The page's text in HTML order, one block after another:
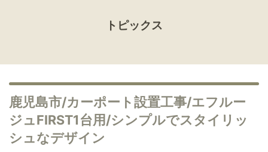
トピックス
鹿児島市/カーポート設置工事/エフルー
ジュFIRST1台用/シンプルでスタイリッ
シュなデザイン